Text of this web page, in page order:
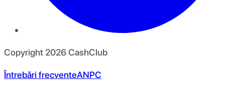
Copyright 2026CashClub
Întrebări frecventeANPC